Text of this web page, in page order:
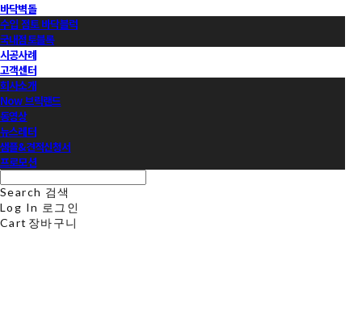
바닥벽돌
수입 점토 바닥블럭
국내점토블록
시공사례
고객센터
회사소개
Now 브릭랜드
동영상
뉴스레터
샘플&견적신청서
프로모션
Search 검색
Log In 로그인
Cart 장바구니